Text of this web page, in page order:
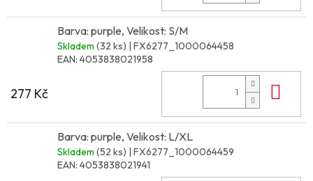
Barva: purple, Velikost: S/M
Skladem (32 ks) | FX6277_1000064458
EAN: 4053838021958
277 Kč
Barva: purple, Velikost: L/XL
Skladem (52 ks) | FX6277_1000064459
EAN: 4053838021941